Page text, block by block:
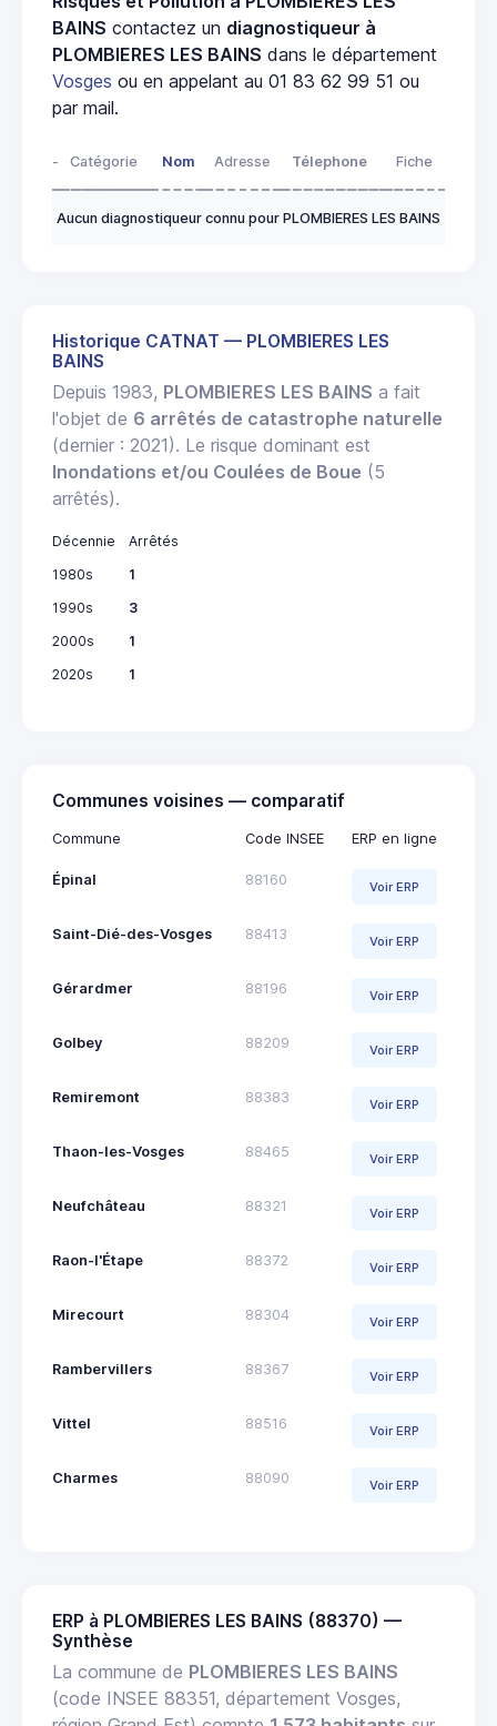
BAINS contactez un diagnostiqueur à
PLOMBIERES LES BAINS dans le département
Vosges ou en appelant au 01 83 62 99 51 ou
par mail.
- Catégorie Nom Adresse Télephone Fiche
Aucun diagnostiqueur connu pour PLOMBIERES LES BAINS
Historique CATNAT — PLOMBIERES LES
BAINS
Depuis 1983, PLOMBIERES LES BAINS a fait
l'objet de 6 arrêtés de catastrophe naturelle
(dernier : 2021). Le risque dominant est
Inondations et/ou Coulées de Boue (5
arrêtés).
Décennie
Arrêtés
1980s
1
1990s
3
2000s
1
2020s
1
Communes voisines — comparatif
Commune Code INSEE ERP en ligne
Épinal 88160 Voir ERP
Saint-Dié-des-Vosges 88413 Voir ERP
Gérardmer 88196 Voir ERP
Golbey 88209 Voir ERP
Remiremont 88383 Voir ERP
Thaon-les-Vosges 88465 Voir ERP
Neufchâteau 88321 Voir ERP
Raon-l'Étape 88372 Voir ERP
Mirecourt 88304 Voir ERP
Rambervillers 88367 Voir ERP
Vittel 88516 Voir ERP
Charmes 88090 Voir ERP
ERP à PLOMBIERES LES BAINS (88370) —
Synthèse
La commune de PLOMBIERES LES BAINS
(code INSEE 88351, département Vosges,